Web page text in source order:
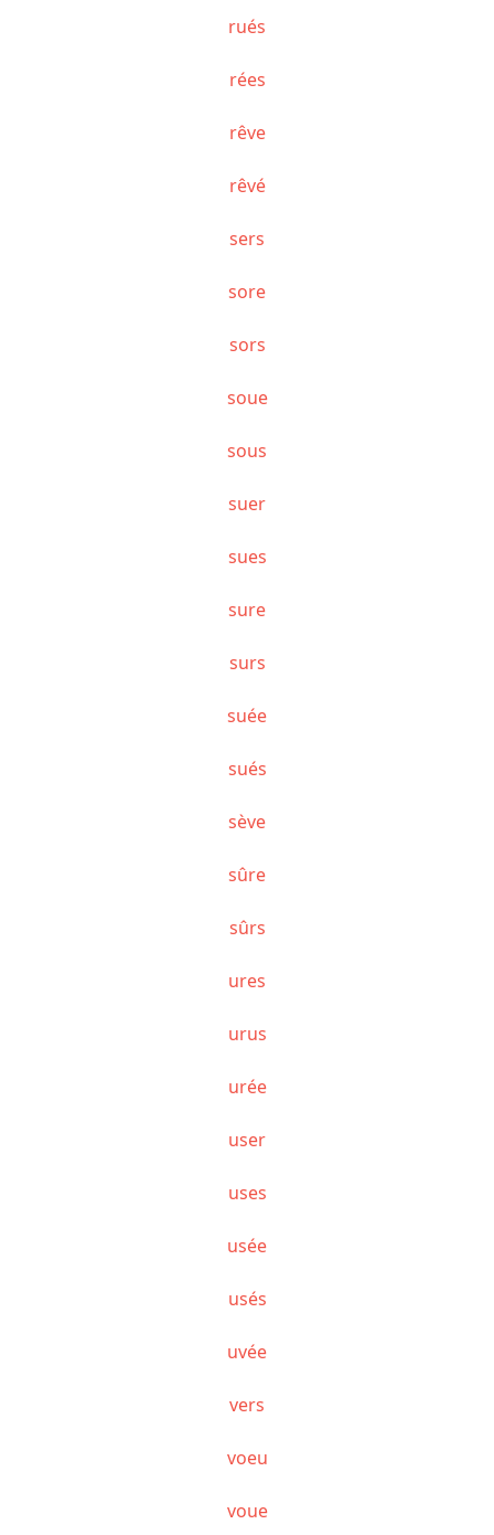
rués
rées
rêve
rêvé
sers
sore
sors
soue
sous
suer
sues
sure
surs
suée
sués
sève
sûre
sûrs
ures
urus
urée
user
uses
usée
usés
uvée
vers
voeu
voue